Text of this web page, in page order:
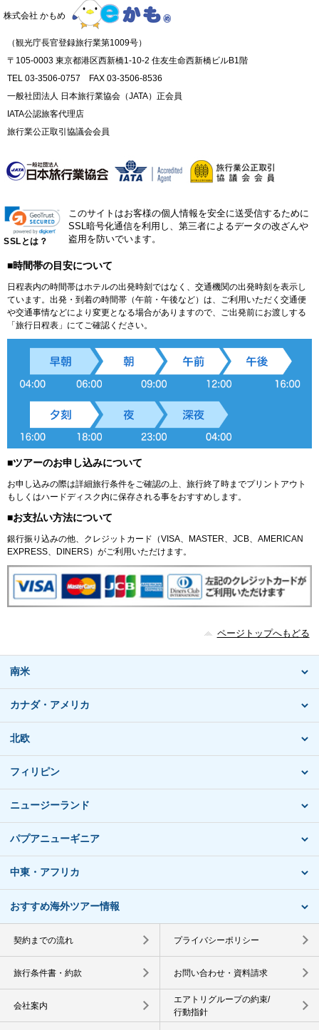
株式会社 かもめ
（観光庁長官登録旅行業第1009号）
〒105-0003 東京都港区西新橋1-10-2 住友生命西新橋ビルB1階
TEL 03-3506-0757 FAX 03-3506-8536
一般社団法人 日本旅行業協会（JATA）正会員
IATA公認旅客代理店
旅行業公正取引協議会会員
SSLとは？
このサイトはお客様の個人情報を安全に送受信するために
SSL暗号化通信を利用し、第三者によるデータの改ざんや
盗用を防いでいます。
■時間帯の目安について
日程表内の時間帯はホテルの出発時刻ではなく、交通機関の出発時刻を表示し
ています。出発・到着の時間帯（午前・午後など）は、ご利用いただく交通便
や交通事情などにより変更となる場合がありますので、ご出発前にお渡しする
「旅行日程表」にてご確認ください。
■ツアーのお申し込みについて
お申し込みの際は詳細旅行条件をご確認の上、旅行終了時までプリントアウト
もしくはハードディスク内に保存される事をおすすめします。
■お支払い方法について
銀行振り込みの他、クレジットカード（VISA、MASTER、JCB、AMERICAN
EXPRESS、DINERS）がご利用いただけます。
ページトップへもどる
南米
カナダ・アメリカ
北欧
フィリピン
ニュージーランド
パプアニューギニア
中東・アフリカ
おすすめ海外ツアー情報
契約までの流れ プライバシーポリシー
旅行条件書・約款 お問い合わせ・資料請求
会社案内
エアトリグループの約束/
行動指針